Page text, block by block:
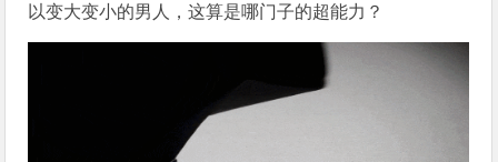
以变大变小的男人，这算是哪门子的超能力？